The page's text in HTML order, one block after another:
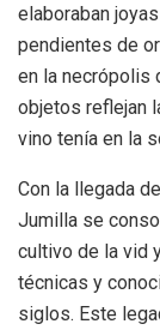
elaboraban
pendientes de
en la necrópolis
objetos reflejan
vino tenía en la
Con la llegada
Jumilla se
cultivo de la vid
técnicas y
siglos. Este